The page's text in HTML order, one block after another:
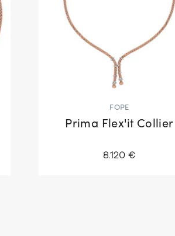
FOPE
Prima Flex'it Collier
8.120 €